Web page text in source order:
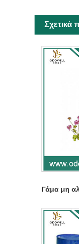
Σχετικά
Γάμα μη